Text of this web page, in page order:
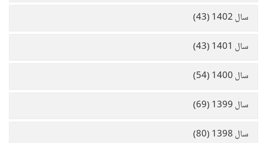
سال 1402 (43)
سال 1401 (43)
سال 1400 (54)
سال 1399 (69)
سال 1398 (80)